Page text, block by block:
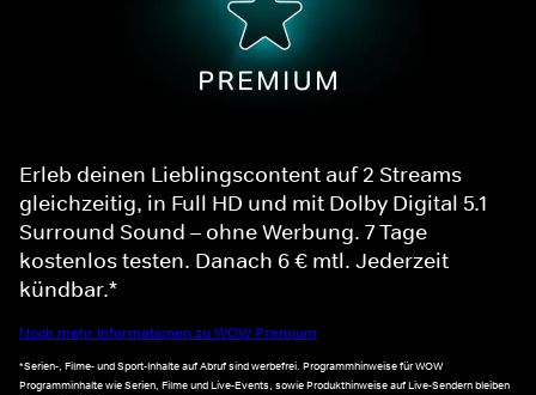
Erleb deinen Lieblingscontent auf 2 Streams
gleichzeitig, in Full HD und mit Dolby Digital 5.1
Surround Sound – ohne Werbung. 7 Tage
kostenlos testen. Danach 6 € mtl. Jederzeit
kündbar.*
Noch mehr Informationen zu WOW Premium
*Serien-, Filme- und Sport-Inhalte auf Abruf sind werbefrei. Programmhinweise für WOW
Programminhalte wie Serien, Filme und Live-Events, sowie Produkthinweise auf Live-Sendern bleiben